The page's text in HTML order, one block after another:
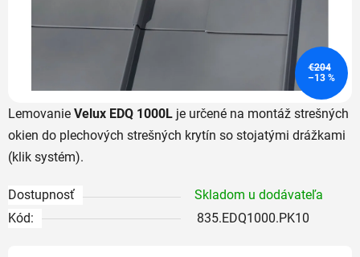
Lemovanie Velux EDQ 1000L je určené na montáž strešných
okien do plechových strešných krytín so stojatými drážkami
(klik systém).
Dostupnosť
Skladom u dodávateľa
Kód:
835.EDQ1000.PK10
€204
–13 %